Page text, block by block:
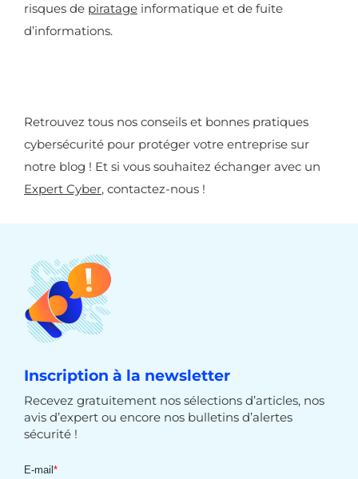
risques de piratage informatique et de fuite
d’informations.
Retrouvez tous nos conseils et bonnes pratiques
cybersécurité pour protéger votre entreprise sur
notre blog ! Et si vous souhaitez échanger avec un
Expert Cyber, contactez-nous !
Inscription à la newsletter
Recevez gratuitement nos sélections d’articles, nos
avis d’expert ou encore nos bulletins d’alertes
sécurité !